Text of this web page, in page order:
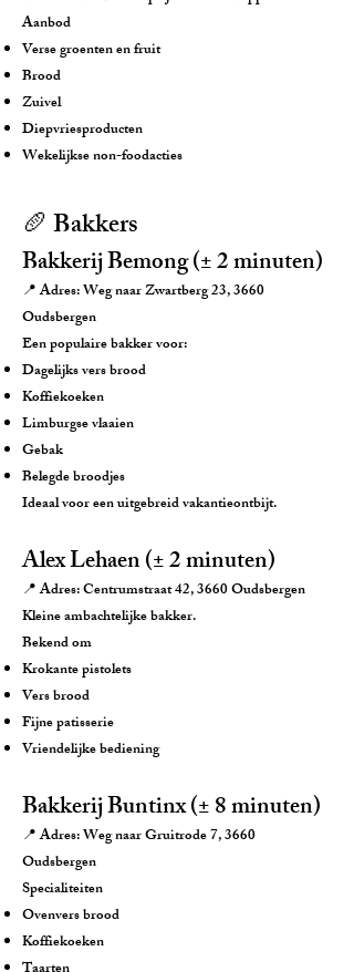
Aanbod
Verse groenten en fruit
Brood
Zuivel
Diepvriesproducten
Wekelijkse non-foodacties
🥖 Bakkers
Bakkerij Bemong (± 2 minuten)
📍 Adres: Weg naar Zwartberg 23, 3660
Oudsbergen
Een populaire bakker voor:
Dagelijks vers brood
Koffiekoeken
Limburgse vlaaien
Gebak
Belegde broodjes
Ideaal voor een uitgebreid vakantieontbijt.
Alex Lehaen (± 2 minuten)
📍 Adres: Centrumstraat 42, 3660 Oudsbergen
Kleine ambachtelijke bakker.
Bekend om
Krokante pistolets
Vers brood
Fijne patisserie
Vriendelijke bediening
Bakkerij Buntinx (± 8 minuten)
📍 Adres: Weg naar Gruitrode 7, 3660
Oudsbergen
Specialiteiten
Ovenvers brood
Koffiekoeken